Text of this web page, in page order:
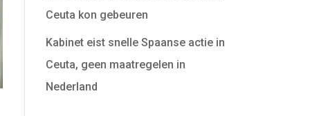
Ceuta kon gebeuren
Kabinet eist snelle Spaanse actie in
Ceuta, geen maatregelen in
Nederland